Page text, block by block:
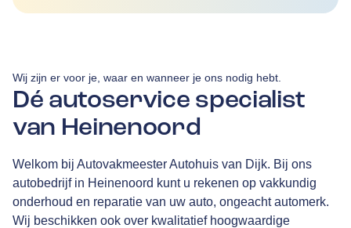
Dé autoservice specialist
van Heinenoord
Wij zijn er voor je, waar en wanneer je ons nodig hebt.
Welkom bij Autovakmeester Autohuis van Dijk. Bij ons
autobedrijf in Heinenoord kunt u rekenen op vakkundig
onderhoud en reparatie van uw auto, ongeacht automerk.
Wij beschikken ook over kwalitatief hoogwaardige